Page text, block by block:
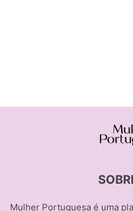
Mulher Portuguesa é uma